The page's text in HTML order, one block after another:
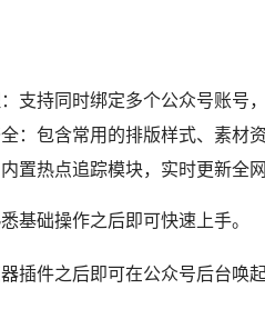
支持同时绑定多个公众号账号
：包含常用的排版样式、素材
置热点追踪模块，实时更新全
基础操作之后即可快速上手。
插件之后即可在公众号后台唤